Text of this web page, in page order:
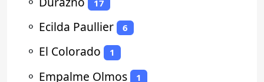
17
⚬ Ecilda Paullier 6
⚬ El Colorado 1
⚬ Empalme Olmos 1